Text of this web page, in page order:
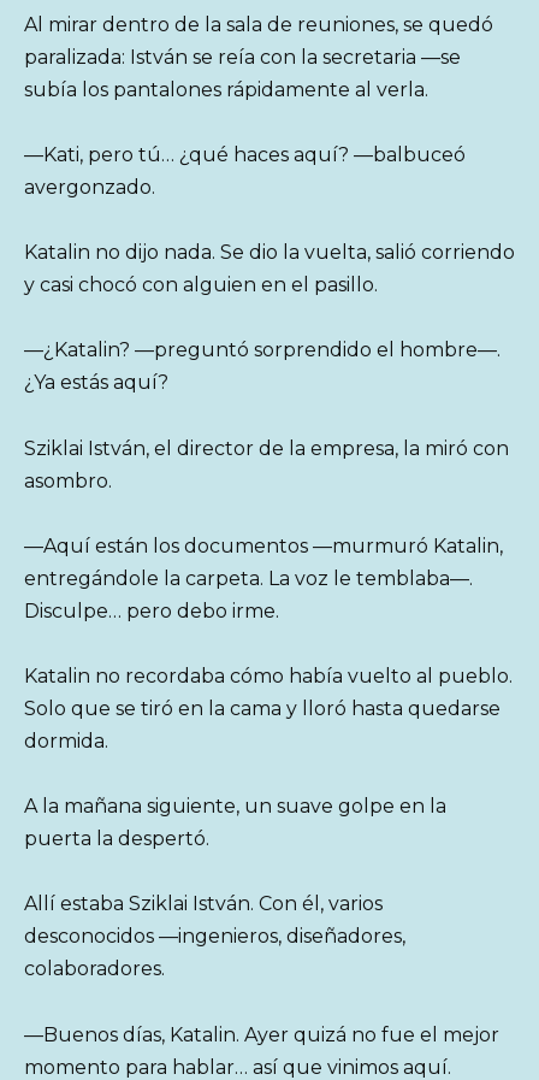
Al mirar dentro de la sala de reuniones, se quedó
paralizada: István se reía con la secretaria —se
subía los pantalones rápidamente al verla.
—Kati, pero tú… ¿qué haces aquí? —balbuceó
avergonzado.
Katalin no dijo nada. Se dio la vuelta, salió corriendo
y casi chocó con alguien en el pasillo.
—¿Katalin? —preguntó sorprendido el hombre—.
¿Ya estás aquí?
Sziklai István, el director de la empresa, la miró con
asombro.
—Aquí están los documentos —murmuró Katalin,
entregándole la carpeta. La voz le temblaba—.
Disculpe… pero debo irme.
Katalin no recordaba cómo había vuelto al pueblo.
Solo que se tiró en la cama y lloró hasta quedarse
dormida.
A la mañana siguiente, un suave golpe en la
puerta la despertó.
Allí estaba Sziklai István. Con él, varios
desconocidos —ingenieros, diseñadores,
colaboradores.
—Buenos días, Katalin. Ayer quizá no fue el mejor
momento para hablar… así que vinimos aquí.